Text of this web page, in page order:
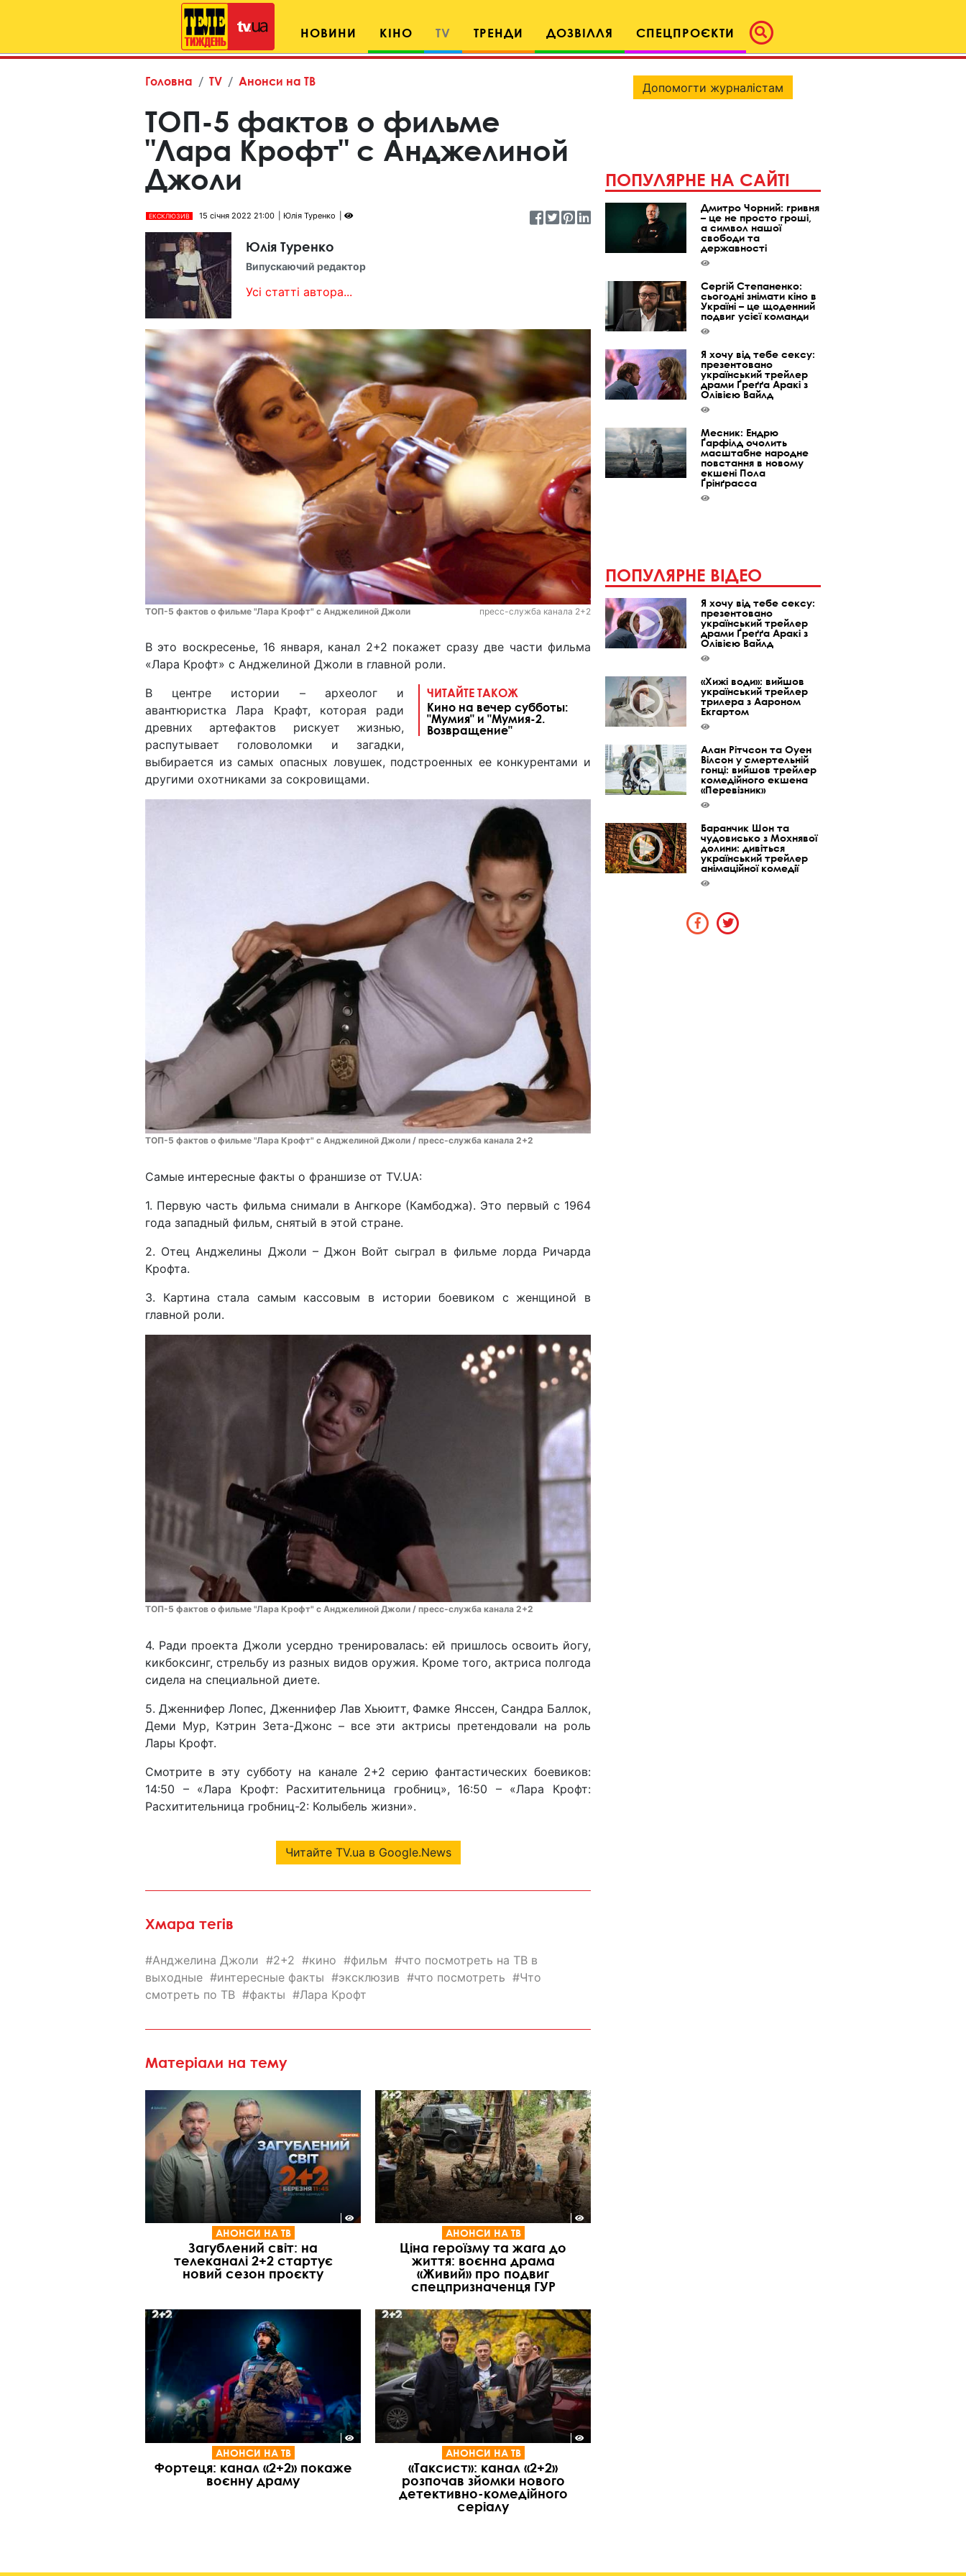
НОВИНИ КІНО TV ТРЕНДИ ДОЗВІЛЛЯ СПЕЦПРОЄКТИ
Головна TV Анонси на ТВ
ТОП-5 фактов о фильме
"Лара Крофт" с Анджелиной
Джоли
ЕКСКЛЮЗИВ 15 січня 2022 21:00 Юлія Туренко
Юлія Туренко
Випускаючий редактор
Усі статті автора...
ТОП-5 фактов о фильме "Лара Крофт" с Анджелиной Джоли пресс-служба канала 2+2
В это воскресенье, 16 января, канал 2+2 покажет сразу две части фильма
«Лара Крофт» с Анджелиной Джоли в главной роли.
ЧИТАЙТЕ ТАКОЖ
Кино на вечер субботы:
"Мумия" и "Мумия-2.
Возвращение"
В центре истории – археолог и
авантюристка Лара Крафт, которая ради
древних артефактов рискует жизнью,
распутывает головоломки и загадки,
выбирается из самых опасных ловушек, подстроенных ее конкурентами и
другими охотниками за сокровищами.
ТОП-5 фактов о фильме "Лара Крофт" с Анджелиной Джоли / пресс-служба канала 2+2
Самые интересные факты о франшизе от TV.UA:
1. Первую часть фильма снимали в Ангкоре (Камбоджа). Это первый с 1964
года западный фильм, снятый в этой стране.
2. Отец Анджелины Джоли – Джон Войт сыграл в фильме лорда Ричарда
Крофта.
3. Картина стала самым кассовым в истории боевиком с женщиной в
главной роли.
ТОП-5 фактов о фильме "Лара Крофт" с Анджелиной Джоли / пресс-служба канала 2+2
4. Ради проекта Джоли усердно тренировалась: ей пришлось освоить йогу,
кикбоксинг, стрельбу из разных видов оружия. Кроме того, актриса полгода
сидела на специальной диете.
5. Дженнифер Лопес, Дженнифер Лав Хьюитт, Фамке Янссен, Сандра Баллок,
Деми Мур, Кэтрин Зета-Джонс – все эти актрисы претендовали на роль
Лары Крофт.
Смотрите в эту субботу на канале 2+2 серию фантастических боевиков:
14:50 – «Лара Крофт: Расхитительница гробниц», 16:50 – «Лара Крофт:
Расхитительница гробниц-2: Колыбель жизни».
Читайте TV.ua в Google.News
Хмара тегів
Анджелина Джоли 2+2 кино фильм
что посмотреть на ТВ в
выходные
интересные факты эксклюзив что посмотреть
Что
смотреть по ТВ
факты Лара Крофт
Матеріали на тему
АНОНСИ НА ТВ
Загублений світ: на
телеканалі 2+2 стартує
новий сезон проєкту
АНОНСИ НА ТВ
Ціна героїзму та жага до
життя: воєнна драма
«Живий» про подвиг
спецпризначенця ГУР
АНОНСИ НА ТВ
Фортеця: канал «2+2» покаже
воєнну драму
АНОНСИ НА ТВ
«Таксист»: канал «2+2»
розпочав зйомки нового
детективно-комедійного
серіалу
Допомогти журналістам
ПОПУЛЯРНЕ НА САЙТІ
Дмитро Чорний: гривня
– це не просто гроші,
а символ нашої
свободи та
державності
Сергій Степаненко:
сьогодні знімати кіно в
Україні – це щоденний
подвиг усієї команди
Я хочу від тебе сексу:
презентовано
український трейлер
драми Ґреґґа Аракі з
Олівією Вайлд
Месник: Ендрю
Ґарфілд очолить
масштабне народне
повстання в новому
екшені Пола
Ґрінґрасса
ПОПУЛЯРНЕ ВІДЕО
Я хочу від тебе сексу:
презентовано
український трейлер
драми Ґреґґа Аракі з
Олівією Вайлд
«Хижі води»: вийшов
український трейлер
трилера з Аароном
Екгартом
Алан Рітчсон та Оуен
Вілсон у смертельній
гонці: вийшов трейлер
комедійного екшена
«Перевізник»
Баранчик Шон та
чудовисько з Мохнявої
долини: дивіться
український трейлер
анімаційної комедії